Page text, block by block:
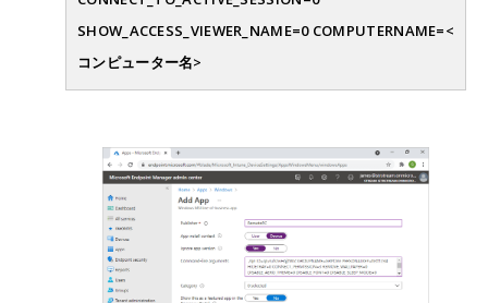
SHOW_ACCESS_VIEWER_NAME=0 COMPUTERNAME=<
コンピューター名>